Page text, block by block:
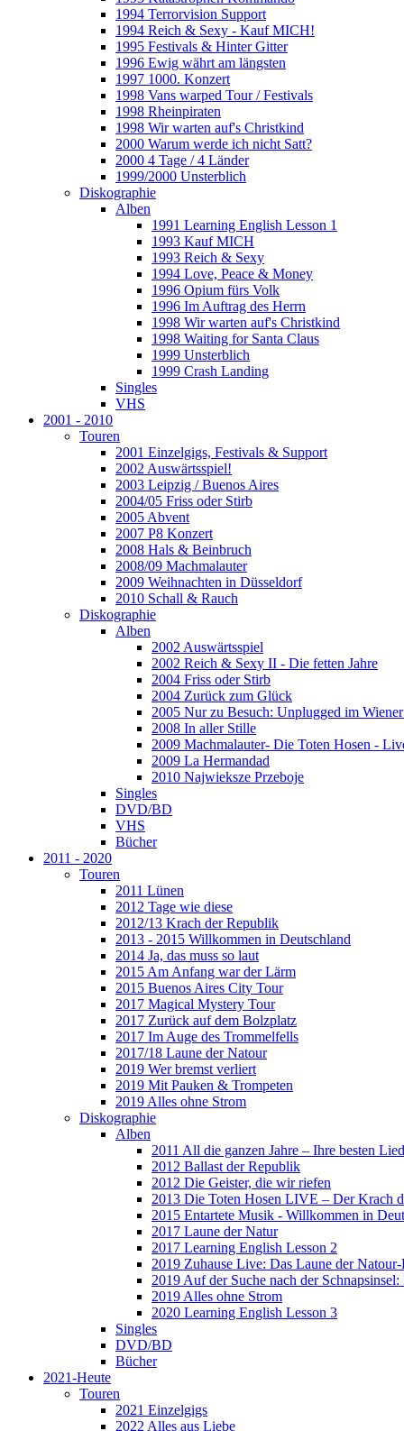
1994 Terrorvision Support
1994 Reich & Sexy - Kauf MICH!
1995 Festivals & Hinter Gitter
1996 Ewig währt am längsten
1997 1000. Konzert
1998 Vans warped Tour / Festivals
1998 Rheinpiraten
1998 Wir warten auf's Christkind
2000 Warum werde ich nicht Satt?
2000 4 Tage / 4 Länder
1999/2000 Unsterblich
Diskographie
Alben
1991 Learning English Lesson 1
1993 Kauf MICH
1993 Reich & Sexy
1994 Love, Peace & Money
1996 Opium fürs Volk
1996 Im Auftrag des Herrn
1998 Wir warten auf's Christkind
1998 Waiting for Santa Claus
1999 Unsterblich
1999 Crash Landing
Singles
VHS
2001 - 2010
Touren
2001 Einzelgigs, Festivals & Support
2002 Auswärtsspiel!
2003 Leipzig / Buenos Aires
2004/05 Friss oder Stirb
2005 Abvent
2007 P8 Konzert
2008 Hals & Beinbruch
2008/09 Machmalauter
2009 Weihnachten in Düsseldorf
2010 Schall & Rauch
Diskographie
Alben
2002 Auswärtsspiel
2002 Reich & Sexy II - Die fetten Jahre
2004 Friss oder Stirb
2004 Zurück zum Glück
2005 Nur zu Besuch: Unplugged im
2008 In aller Stille
2009 Machmalauter- Die Toten Hosen -
2009 La Hermandad
2010 Najwieksze Przeboje
Singles
DVD/BD
VHS
Bücher
2011 - 2020
Touren
2011 Lünen
2012 Tage wie diese
2012/13 Krach der Republik
2013 - 2015 Willkommen in Deutschland
2014 Ja, das muss so laut
2015 Am Anfang war der Lärm
2015 Buenos Aires City Tour
2017 Magical Mystery Tour
2017 Zurück auf dem Bolzplatz
2017 Im Auge des Trommelfells
2017/18 Laune der Natour
2019 Wer bremst verliert
2019 Mit Pauken & Trompeten
2019 Alles ohne Strom
Diskographie
Alben
2011 All die ganzen Jahre – Ihre besten
2012 Ballast der Republik
2012 Die Geister, die wir riefen
2013 Die Toten Hosen LIVE – Der Krach
2015 Entartete Musik - Willkommen in
2017 Laune der Natur
2017 Learning English Lesson 2
2019 Zuhause Live: Das Laune der
2019 Auf der Suche nach der
2019 Alles ohne Strom
2020 Learning English Lesson 3
Singles
DVD/BD
Bücher
2021-Heute
Touren
2021 Einzelgigs
2022 Alles aus Liebe